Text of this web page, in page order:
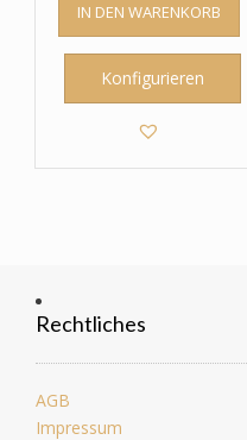
IN DEN WARENKORB
Konfigurieren
Rechtliches
AGB
Impressum